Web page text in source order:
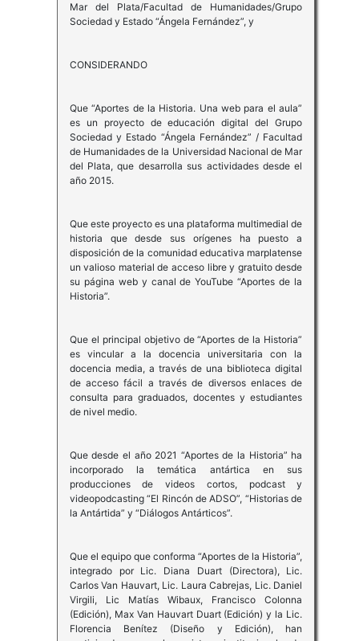
Mar del Plata/Facultad de Humanidades/Grupo
Sociedad y Estado “Ángela Fernández”, y
CONSIDERANDO
Que “Aportes de la Historia. Una web para el aula”
es un proyecto de educación digital del Grupo
Sociedad y Estado “Ángela Fernández” / Facultad
de Humanidades de la Universidad Nacional de Mar
del Plata, que desarrolla sus actividades desde el
año 2015.
Que este proyecto es una plataforma multimedial de
historia que desde sus orígenes ha puesto a
disposición de la comunidad educativa marplatense
un valioso material de acceso libre y gratuito desde
su página web y canal de YouTube “Aportes de la
Historia”.
Que el principal objetivo de “Aportes de la Historia”
es vincular a la docencia universitaria con la
docencia media, a través de una biblioteca digital
de acceso fácil a través de diversos enlaces de
consulta para graduados, docentes y estudiantes
de nivel medio.
Que desde el año 2021 “Aportes de la Historia” ha
incorporado la temática antártica en sus
producciones de videos cortos, podcast y
videopodcasting “El Rincón de ADSO”, “Historias de
la Antártida” y “Diálogos Antárticos”.
Que el equipo que conforma “Aportes de la Historia”,
integrado por Lic. Diana Duart (Directora), Lic.
Carlos Van Hauvart, Lic. Laura Cabrejas, Lic. Daniel
Virgili, Lic Matías Wibaux, Francisco Colonna
(Edición), Max Van Hauvart Duart (Edición) y la Lic.
Florencia Benítez (Diseño y Edición), han